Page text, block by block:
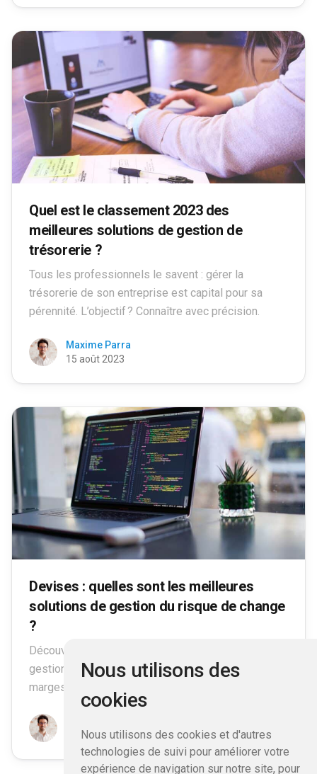
Nous utilisons des
cookies
Nous utilisons des cookies et d'autres
technologies de suivi pour améliorer votre
expérience de navigation sur notre site, pour
Quel est le classement 2023 des
meilleures solutions de gestion de
trésorerie ?
Tous les professionnels le savent : gérer la
trésorerie de son entreprise est capital pour sa
pérennité. L’objectif ? Connaître avec précision.
Maxime Parra
15 août 2023
Devises : quelles sont les meilleures
solutions de gestion du risque de change
?
Découvrez quelles sont les meilleures solutions de
gestion du risque de change pour protéger vos
marges et votre entreprise.
9 août 2023